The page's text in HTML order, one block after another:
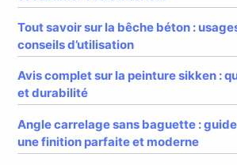
Tout savoir sur la bêche béton :
conseils d’utilisation
Avis complet sur la peinture sikken :
et durabilité
Angle carrelage sans baguette :
une finition parfaite et moderne